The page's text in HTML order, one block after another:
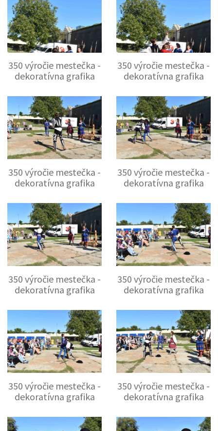
350 výročie mestečka -
dekoratívna grafika
350 výročie mestečka -
dekoratívna grafika
350 výročie mestečka -
dekoratívna grafika
350 výročie mestečka -
dekoratívna grafika
350 výročie mestečka -
dekoratívna grafika
350 výročie mestečka -
dekoratívna grafika
350 výročie mestečka -
dekoratívna grafika
350 výročie mestečka -
dekoratívna grafika